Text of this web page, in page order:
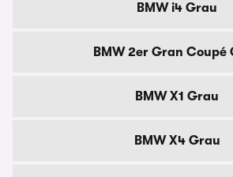
BMW i4 Grau
BMW 2er Gran Coupé
BMW X1 Grau
BMW X4 Grau